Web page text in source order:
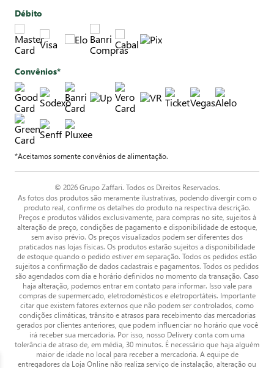
Débito
Convênios*
*Aceitamos somente convênios de alimentação.
© 2026 Grupo Zaffari. Todos os Direitos Reservados.
As fotos dos produtos são meramente ilustrativas, podendo divergir com o
produto real, confirme os detalhes do produto na respectiva descrição.
Preços e produtos válidos exclusivamente, para compras no site, sujeitos à
alteração de preço, condições de pagamento e disponibilidade de estoque,
sem aviso prévio. Os preços visualizados podem ser diferentes dos
praticados nas lojas físicas. Os produtos estarão sujeitos a disponibilidade
de estoque quando o pedido estiver em separação. Todos os pedidos estão
sujeitos a confirmação de dados cadastrais e pagamentos. Todos os pedidos
são agendados com dia e horário definidos no momento da transação. Caso
haja alteração, podemos entrar em contato para informar. Isso vale para
compras de supermercado, eletrodomésticos e eletroportáteis. Importante
citar que existem fatores externos que não podem ser controlados, como
condições climáticas, trânsito e atrasos para recebimento das mercadorias
gerados por clientes anteriores, que podem influenciar no horário que você
irá receber sua mercadoria. Por isso, nosso Delivery conta com uma
tolerância de atraso de, em média, 30 minutos. É necessário que haja alguém
maior de idade no local para receber a mercadoria. A equipe de
entregadores da Loja Online não realiza serviço de instalação, alteração ou